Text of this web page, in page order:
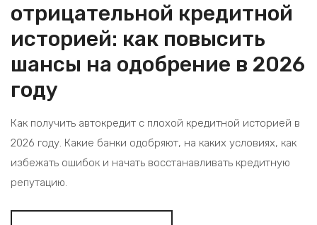
отрицательной кредитной
историей: как повысить
шансы на одобрение в 2026
году
Как получить автокредит с плохой кредитной историей в
2026 году. Какие банки одобряют, на каких условиях, как
избежать ошибок и начать восстанавливать кредитную
репутацию.